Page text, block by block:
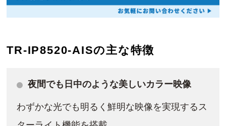
TR-IP8520-AISの主な特徴
夜間でも日中のような美しいカラー映像
わずかな光でも明るく鮮明な映像を実現するス